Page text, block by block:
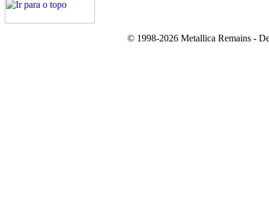
© 1998-2026 Metallica Remains -